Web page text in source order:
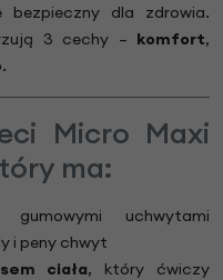
dla zdrowia.
3 cechy – komfort,
.
Micro Maxi
ma:
uchwytami
i peny chwyt
ciała, który ćwiczy